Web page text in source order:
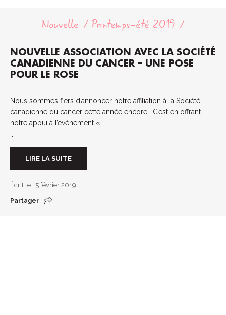
Nouvelle Printemps-été 2019
NOUVELLE ASSOCIATION AVEC LA SOCIÉTÉ
CANADIENNE DU CANCER – UNE POSE
POUR LE ROSE
Nous sommes fiers d’annoncer notre affiliation à la Société
canadienne du cancer cette année encore ! C’est en offrant
notre appui à l’événement «
LIRE LA SUITE
Écrit le : 5 février 2019
Partager